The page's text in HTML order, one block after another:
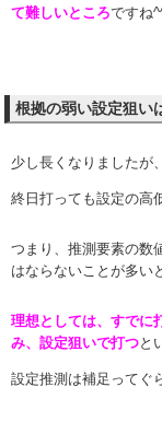
て難しいところですね
根拠の弱い設定狙い
少し長くなりましたが、
終日打っても設定の高
つまり、推測要素の数
はならないことが多い
理想としては、すでに
み、設定狙いで打つと
設定推測は補足ってぐ